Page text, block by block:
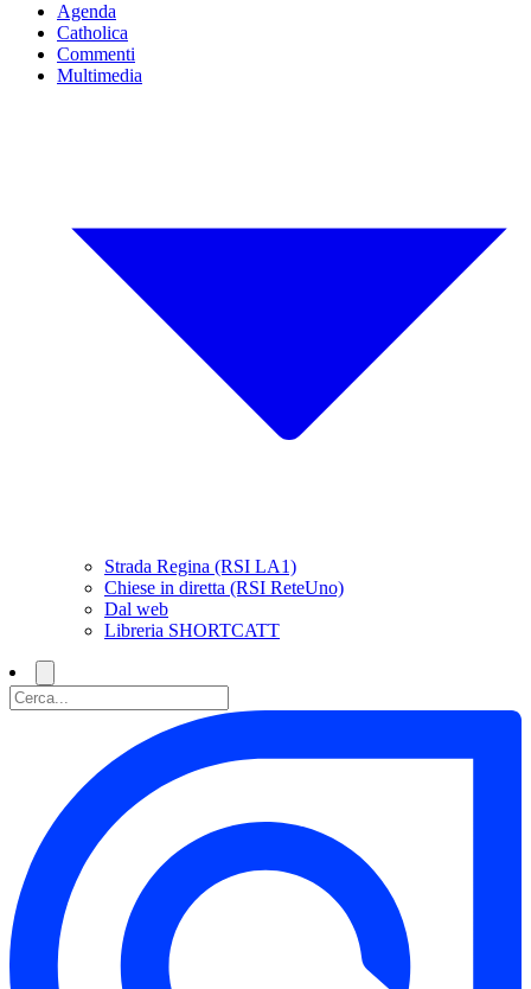
Agenda
Catholica
Commenti
Multimedia
Strada Regina (RSI LA1)
Chiese in diretta (RSI ReteUno)
Dal web
Libreria SHORTCATT